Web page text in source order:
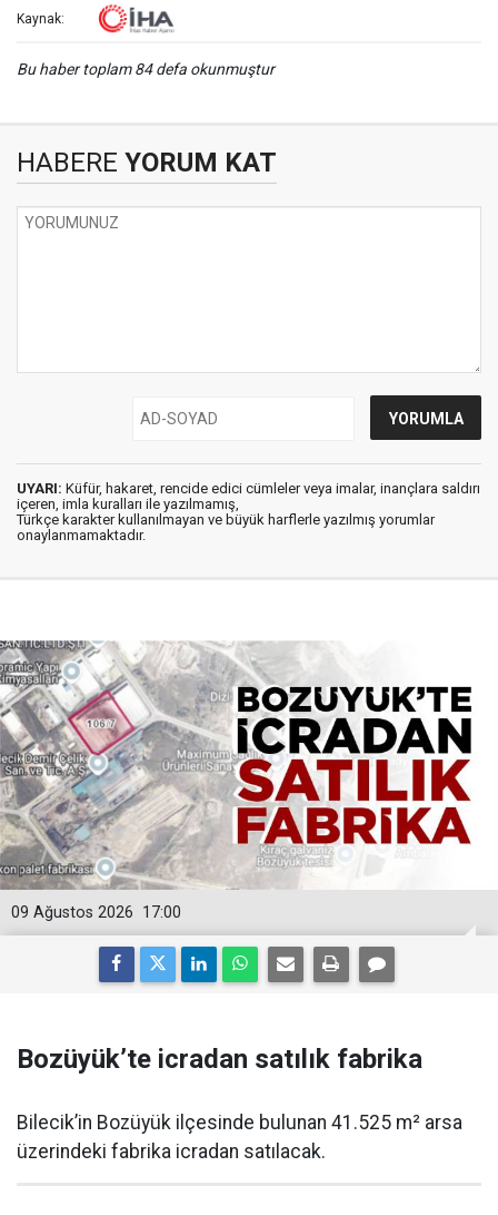
Kaynak:
Bu haber toplam 84 defa okunmuştur
HABERE YORUM KAT
UYARI: Küfür, hakaret, rencide edici cümleler veya imalar, inançlara saldırı
içeren, imla kuralları ile yazılmamış,
Türkçe karakter kullanılmayan ve büyük harflerle yazılmış yorumlar
onaylanmamaktadır.
17:00
09 Ağustos 2026
Bozüyük’te icradan satılık fabrika
Bilecik’in Bozüyük ilçesinde bulunan 41.525 m² arsa
üzerindeki fabrika icradan satılacak.